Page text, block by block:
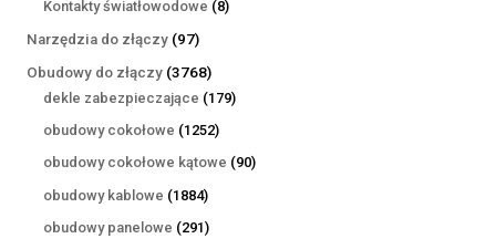
Kontakty światłowodowe 88
Narzędzia do złączy 9797
produktów
Obudowy do złączy 37683768
produktów
dekle zabezpieczające 179179
obudowy cokołowe 12521252
produkty
obudowy cokołowe kątowe 9090
obudowy kablowe 18841884
produkty
obudowy panelowe 291291